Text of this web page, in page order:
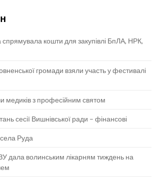
спрямувала кошти для закупівлі БпЛА, НРК,
громади взяли участь у фестивалі
медиків з професійним святом
сесії Вишнівської ради – фінансові
села Руда
дала волинським лікарням тиждень на